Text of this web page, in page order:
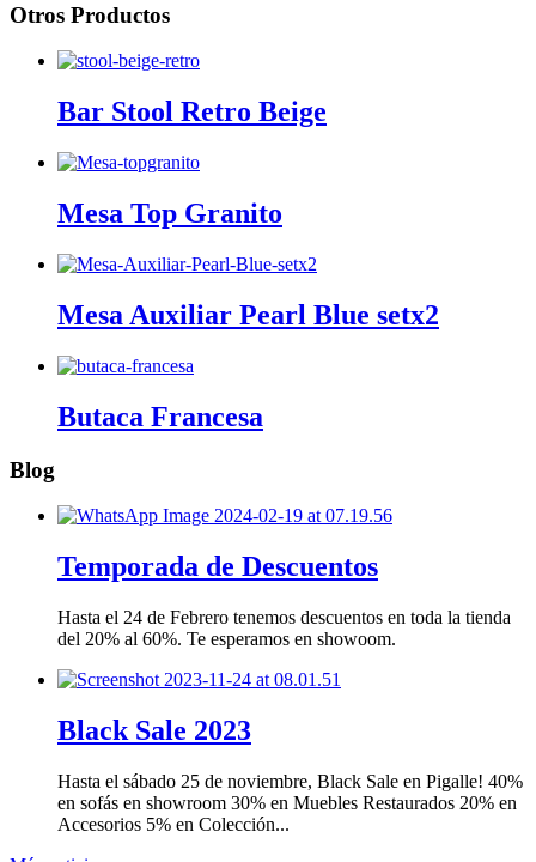
Otros Productos
Bar Stool Retro Beige
Mesa Top Granito
Mesa Auxiliar Pearl Blue setx2
Butaca Francesa
Blog
Temporada de Descuentos
Hasta el 24 de Febrero tenemos descuentos en toda la tienda
del 20% al 60%. Te esperamos en showoom.
Black Sale 2023
Hasta el sábado 25 de noviembre, Black Sale en Pigalle! 40%
en sofás en showroom 30% en Muebles Restaurados 20% en
Accesorios 5% en Colección...